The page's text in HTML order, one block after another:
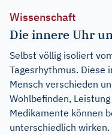
Wissenschaft
Die innere Uhr
Selbst völlig isoliert
Tagesrhythmus. Diese
Mensch verschieden
Wohlbefinden,
Medikamente können
unterschiedlich